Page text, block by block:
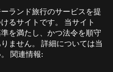
ランド旅行のサービスを提
るサイトです。 当サイト
を満たし、かつ法令を順守
ません。 詳細については当
関連情報:
in new window)